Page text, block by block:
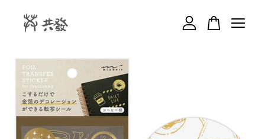
您的購物車目前還是空的。
繼續購物